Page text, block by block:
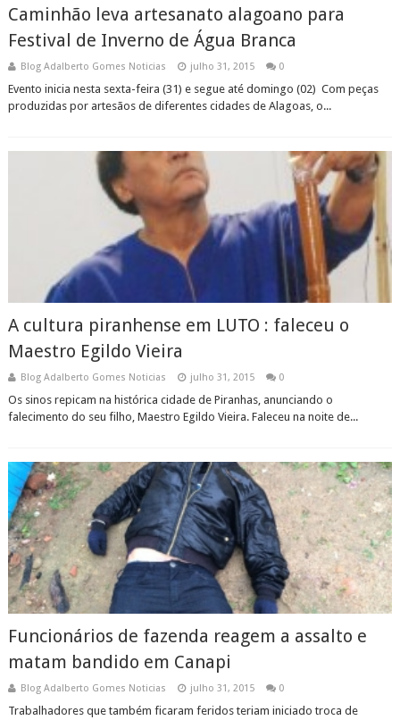
Caminhão leva artesanato alagoano para
Festival de Inverno de Água Branca
Blog Adalberto Gomes Noticias julho 31, 2015 0
Evento inicia nesta sexta-feira (31) e segue até domingo (02) Com peças
produzidas por artesãos de diferentes cidades de Alagoas, o...
A cultura piranhense em LUTO : faleceu o
Maestro Egildo Vieira
Blog Adalberto Gomes Noticias julho 31, 2015 0
Os sinos repicam na histórica cidade de Piranhas, anunciando o
falecimento do seu filho, Maestro Egildo Vieira. Faleceu na noite de...
Funcionários de fazenda reagem a assalto e
matam bandido em Canapi
Blog Adalberto Gomes Noticias julho 31, 2015 0
Trabalhadores que também ficaram feridos teriam iniciado troca de